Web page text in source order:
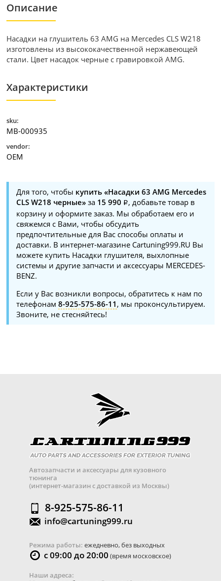
Описание
Насадки на глушитель 63 AMG на Mercedes CLS W218
изготовлены из высококачественной нержавеющей
стали. Цвет насадок черные с гравировкой AMG.
Характеристики
sku:
MB-000935
vendor:
OEM
Для того, чтобы купить «Насадки 63 AMG Mercedes
CLS W218 черные» за 15 990
, добавьте товар в
корзину и оформите заказ. Мы обработаем его и
свяжемся с Вами, чтобы обсудить
предпочтительные для Вас способы оплаты и
доставки. В интернет-магазине Cartuning999.RU Вы
можете купить Насадки глушителя, выхлопные
системы и другие запчасти и аксессуары MERCEDES-
BENZ.
Если у Вас возникли вопросы, обратитесь к нам по
телефонам8-925-575-86-11 , мы проконсультируем.
Звоните, не стесняйтесь!
Автозапчасти и аксессуары для кузовного
тюнинга
(интернет-магазин с доставкой из Москвы)
8-925-575-86-11
info@cartuning999.ru
Режима работы: ежедневно, без выходных
с 09:00 до 20:00 (время московское)
Наши адреса: